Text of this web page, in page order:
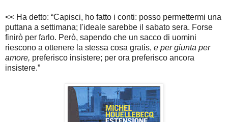
<< Ha detto: “Capisci, ho fatto i conti: posso permettermi una
puttana a settimana; l'ideale sarebbe il sabato sera. Forse
finirò per farlo. Però, sapendo che un sacco di uomini
riescono a ottenere la stessa cosa gratis, e per giunta per
amore, preferisco insistere; per ora preferisco ancora
insistere.”